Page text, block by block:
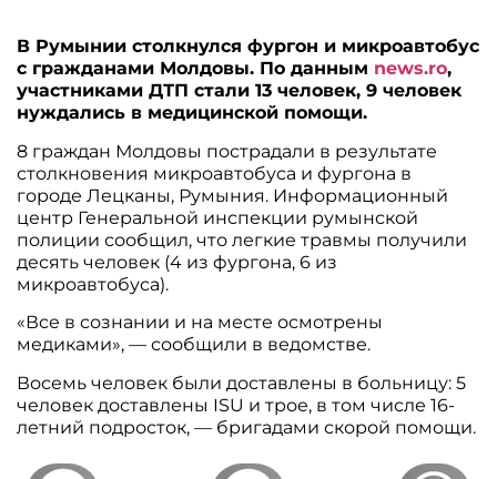
В Румынии столкнулся фургон и микроавтобус
с гражданами Молдовы. По данным news.ro,
участниками ДТП стали 13 человек, 9 человек
нуждались в медицинской помощи.
8 граждан Молдовы пострадали в результате
столкновения микроавтобуса и фургона в
городе Лецканы, Румыния. Информационный
центр Генеральной инспекции румынской
полиции сообщил, что легкие травмы получили
десять человек (4 из фургона, 6 из
микроавтобуса).
«Все в сознании и на месте осмотрены
медиками», — сообщили в ведомстве.
Восемь человек были доставлены в больницу: 5
человек доставлены ISU и трое, в том числе 16-
летний подросток, — бригадами скорой помощи.